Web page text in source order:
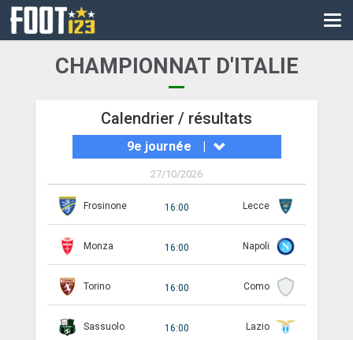
CM
LIGUE DES CHAMPIONS
LES DIRECTS
NATIONAL
CHAMPIONNAT D'ITALIE
Calendrier / résultats
9e journée |
27/10/2026
Frosinone 16:00 Lecce
Monza 16:00 Napoli
Torino 16:00 Como
Sassuolo 16:00 Lazio